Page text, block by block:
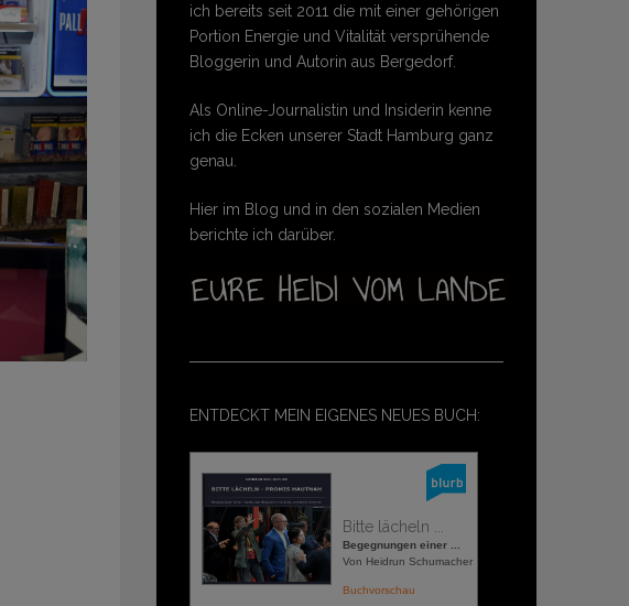
ich bereits seit 2011 die mit einer gehörigen
Portion Energie und Vitalität versprühende
Bloggerin und Autorin aus Bergedorf.
Als Online-Journalistin und Insiderin kenne
ich die Ecken unserer Stadt Hamburg ganz
genau.
Hier im Blog und in den sozialen Medien
berichte ich darüber.
ENTDECKT MEIN EIGENES NEUES BUCH:
Bitte lächeln ...
Begegnungen einer ...
Von Heidrun Schumacher
Buchvorschau